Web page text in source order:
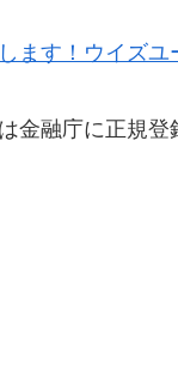
ます！ウイズ
金融庁に正規